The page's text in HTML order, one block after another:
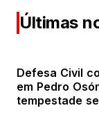
Últimas
Defesa Civil
em Pedro
tempestade